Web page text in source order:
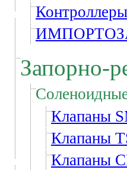
Запорно-
Клапаны
Клапаны
Клапаны